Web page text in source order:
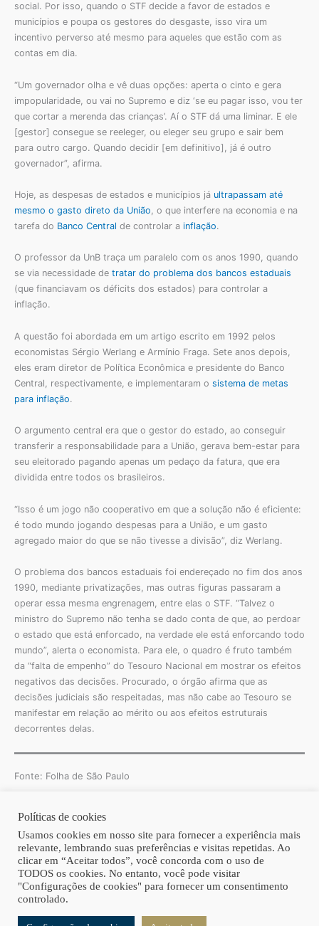
social. Por isso, quando o STF decide a favor de estados e
municípios e poupa os gestores do desgaste, isso vira um
incentivo perverso até mesmo para aqueles que estão com as
contas em dia.
“Um governador olha e vê duas opções: aperta o cinto e gera
impopularidade, ou vai no Supremo e diz ‘se eu pagar isso, vou ter
que cortar a merenda das crianças’. Aí o STF dá uma liminar. E ele
[gestor] consegue se reeleger, ou eleger seu grupo e sair bem
para outro cargo. Quando decidir [em definitivo], já é outro
governador”, afirma.
Hoje, as despesas de estados e municípios já ultrapassam até
mesmo o gasto direto da União, o que interfere na economia e na
tarefa do Banco Central de controlar a inflação.
O professor da UnB traça um paralelo com os anos 1990, quando
se via necessidade de tratar do problema dos bancos estaduais
(que financiavam os déficits dos estados) para controlar a
inflação.
A questão foi abordada em um artigo escrito em 1992 pelos
economistas Sérgio Werlang e Armínio Fraga. Sete anos depois,
eles eram diretor de Política Econômica e presidente do Banco
Central, respectivamente, e implementaram o sistema de metas
para inflação.
O argumento central era que o gestor do estado, ao conseguir
transferir a responsabilidade para a União, gerava bem-estar para
seu eleitorado pagando apenas um pedaço da fatura, que era
dividida entre todos os brasileiros.
“Isso é um jogo não cooperativo em que a solução não é eficiente:
é todo mundo jogando despesas para a União, e um gasto
agregado maior do que se não tivesse a divisão”, diz Werlang.
O problema dos bancos estaduais foi endereçado no fim dos anos
1990, mediante privatizações, mas outras figuras passaram a
operar essa mesma engrenagem, entre elas o STF. “Talvez o
ministro do Supremo não tenha se dado conta de que, ao perdoar
o estado que está enforcado, na verdade ele está enforcando todo
mundo”, alerta o economista. Para ele, o quadro é fruto também
da “falta de empenho” do Tesouro Nacional em mostrar os efeitos
negativos das decisões. Procurado, o órgão afirma que as
decisões judiciais são respeitadas, mas não cabe ao Tesouro se
manifestar em relação ao mérito ou aos efeitos estruturais
decorrentes delas.
Fonte: Folha de São Paulo
Copyright © 2026 | Homero Costa Advogados
Políticas de cookies
Usamos cookies em nosso site para fornecer a experiência mais
relevante, lembrando suas preferências e visitas repetidas. Ao
clicar em “Aceitar todos”, você concorda com o uso de
TODOS os cookies. No entanto, você pode visitar
"Configurações de cookies" para fornecer um consentimento
controlado.